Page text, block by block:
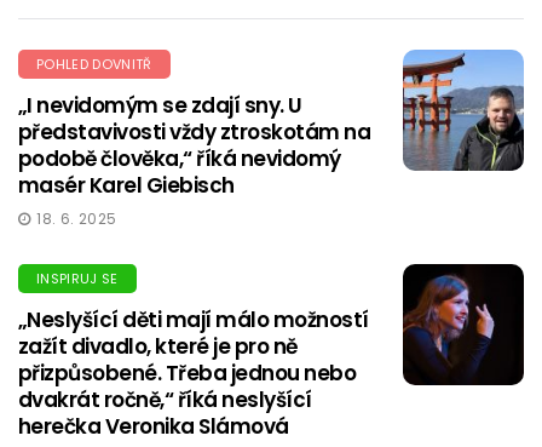
POHLED DOVNITŘ
„I nevidomým se zdají sny. U
představivosti vždy ztroskotám na
podobě člověka,“ říká nevidomý
masér Karel Giebisch
18. 6. 2025
INSPIRUJ SE
„Neslyšící děti mají málo možností
zažít divadlo, které je pro ně
přizpůsobené. Třeba jednou nebo
dvakrát ročně,“ říká neslyšící
herečka Veronika Slámová